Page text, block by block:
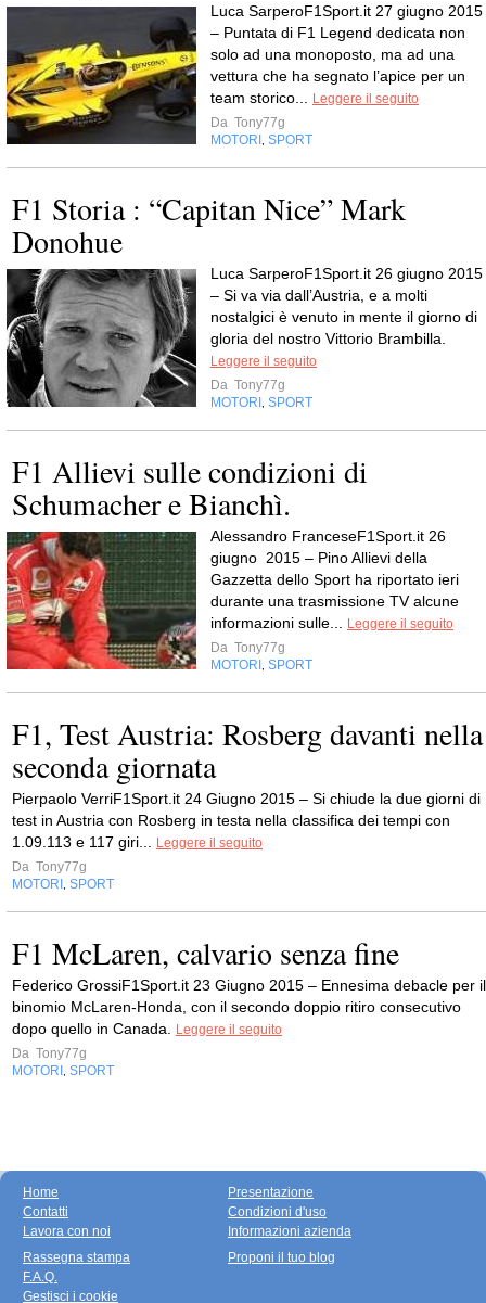
Luca SarperoF1Sport.it 27 giugno 2015
– Puntata di F1 Legend dedicata non
solo ad una monoposto, ma ad una
vettura che ha segnato l’apice per un
team storico...
Leggere il seguito
Da Tony77g
MOTORI
SPORT
F1 Storia : “Capitan Nice” Mark
Donohue
Luca SarperoF1Sport.it 26 giugno 2015
– Si va via dall’Austria, e a molti
nostalgici è venuto in mente il giorno di
gloria del nostro Vittorio Brambilla.
Leggere il seguito
Da Tony77g
MOTORI
SPORT
F1 Allievi sulle condizioni di
Schumacher e Bianchì.
Alessandro FranceseF1Sport.it 26
giugno 2015 – Pino Allievi della
Gazzetta dello Sport ha riportato ieri
durante una trasmissione TV alcune
informazioni sulle...
Leggere il seguito
Da Tony77g
MOTORI
SPORT
F1, Test Austria: Rosberg davanti nella
seconda giornata
Pierpaolo VerriF1Sport.it 24 Giugno 2015 – Si chiude la due giorni di
test in Austria con Rosberg in testa nella classifica dei tempi con
1.09.113 e 117 giri...
Leggere il seguito
Da Tony77g
MOTORI
SPORT
F1 McLaren, calvario senza fine
Federico GrossiF1Sport.it 23 Giugno 2015 – Ennesima debacle per il
binomio McLaren-Honda, con il secondo doppio ritiro consecutivo
dopo quello in Canada.
Leggere il seguito
Da Tony77g
MOTORI
SPORT
Home
Contatti
Lavora con noi
Presentazione
Condizioni d'uso
Informazioni azienda
Rassegna stampa
F.A.Q.
Gestisci i cookie
Proponi il tuo blog